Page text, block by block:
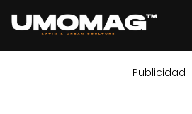
Publicidad